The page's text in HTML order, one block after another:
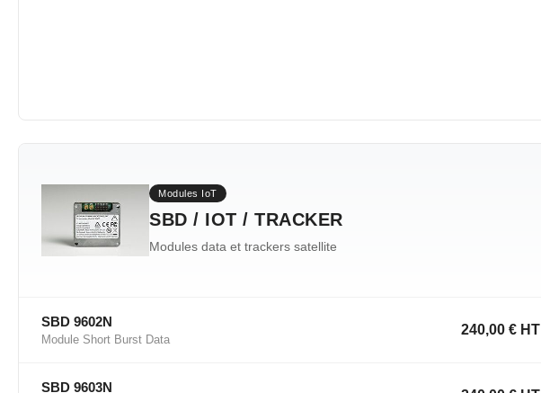
Modules IoT
SBD / IOT / TRACKER
Modules data et trackers satellite
SBD 9602N
Module Short Burst Data
240,00 € HT
SBD 9603N